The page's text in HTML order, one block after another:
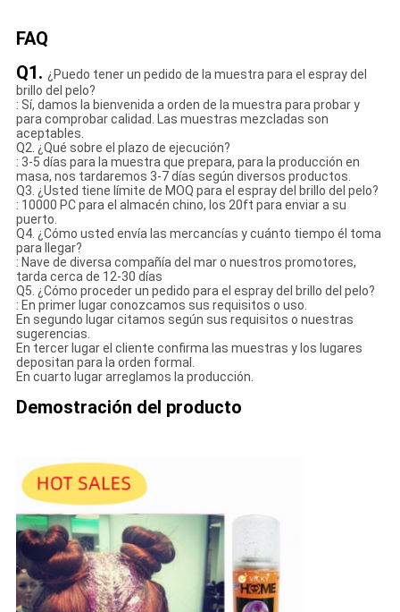
FAQ
Q1. ¿Puedo tener un pedido de la muestra para el espray del
brillo del pelo?
: Sí, damos la bienvenida a orden de la muestra para probar y
para comprobar calidad. Las muestras mezcladas son
aceptables.
Q2. ¿Qué sobre el plazo de ejecución?
: 3-5 días para la muestra que prepara, para la producción en
masa, nos tardaremos 3-7 días según diversos productos.
Q3. ¿Usted tiene límite de MOQ para el espray del brillo del pelo?
: 10000 PC para el almacén chino, los 20ft para enviar a su
puerto.
Q4. ¿Cómo usted envía las mercancías y cuánto tiempo él toma
para llegar?
: Nave de diversa compañía del mar o nuestros promotores,
tarda cerca de 12-30 días
Q5. ¿Cómo proceder un pedido para el espray del brillo del pelo?
: En primer lugar conozcamos sus requisitos o uso.
En segundo lugar citamos según sus requisitos o nuestras
sugerencias.
En tercer lugar el cliente confirma las muestras y los lugares
depositan para la orden formal.
En cuarto lugar arreglamos la producción.
Demostración del producto